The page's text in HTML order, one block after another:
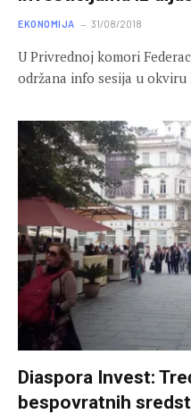
EKONOMIJA 31/08/2018
U Privrednoj komori
održana info sesija u
Diaspora Invest:
bespovratnih